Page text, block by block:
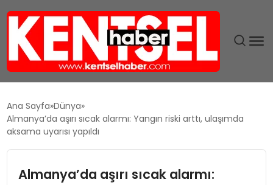
GÜNDEM
Ana Sayfa Dünya
Almanya’da aşırı sıcak alarmı: Yangın riski arttı, ulaşımda
aksama uyarısı yapıldı
Almanya’da aşırı sıcak alarmı: